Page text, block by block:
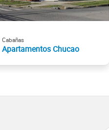
Cabañas
Apartamentos Chucao